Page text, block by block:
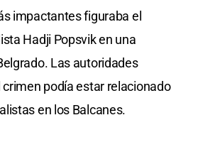
impactantes figuraba el
Hadji Popsvik en una
Las autoridades
podía estar relacionado
en los Balcanes.